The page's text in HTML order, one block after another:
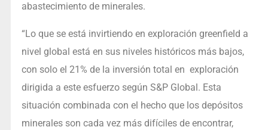
abastecimiento de minerales.
“Lo que se está invirtiendo en exploración greenfield a
nivel global está en sus niveles históricos más bajos,
con solo el 21% de la inversión total en exploración
dirigida a este esfuerzo según S&P Global. Esta
situación combinada con el hecho que los depósitos
minerales son cada vez más difíciles de encontrar,